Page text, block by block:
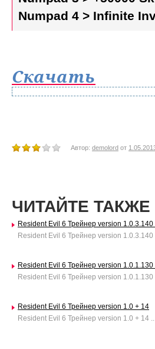
Numpad 4 > Infinite
Скачать
Автор: demolord от
ЧИТАЙТЕ ТАКЖЕ
Resident Evil 6 Трейнер version 1.0.3.140
Resident Evil 6 Трейнер version 1.0.3.140
Resident Evil 6 Трейнер version 1.0.1.130
Resident Evil 6 Трейнер version 1.0.1.130
Resident Evil 6 Трейнер version 1.0 + 14
Resident Evil 6 Трейнер version 1.0 + 14 ..